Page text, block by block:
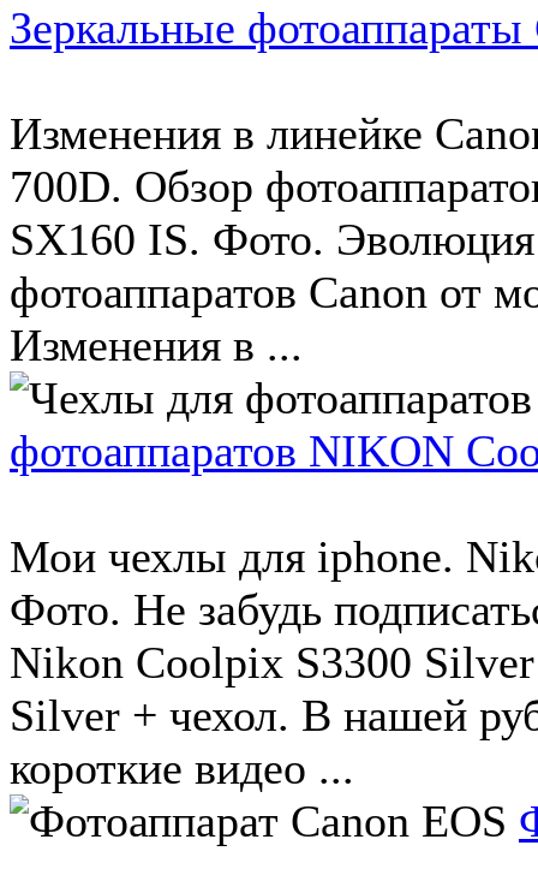
Зеркальные
Изменения в линейке
700D. Обзор
SX160 IS. Фото.
фотоаппаратов Canon от
Изменения в ...
фотоаппаратов NIKON
Мои чехлы для iphone.
Фото. Не забудь
Nikon Coolpix S3300
Silver + чехол. В нашей
короткие видео ...